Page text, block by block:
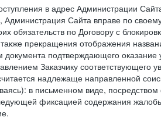
в адрес Администрации
Сайта вправе по
обязательств по Договору с
прекращения отображения
документа подтверждающего оказание
Заказчику
надлежаще направленной
в письменном виде,
фиксацией содержания